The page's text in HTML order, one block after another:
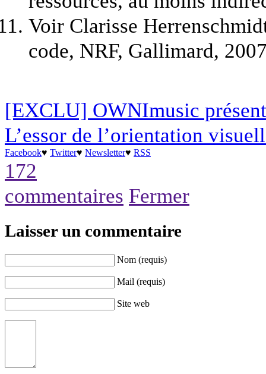
Voir Clarisse
code, NRF, Gallimard,
[EXCLU] OWNImusic
L’essor de l’orientation
Facebook♥ Twitter♥ Newsletter♥ RSS
172
commentaires Fermer
Laisser un commentaire
Nom (requis)
Mail (requis)
Site web